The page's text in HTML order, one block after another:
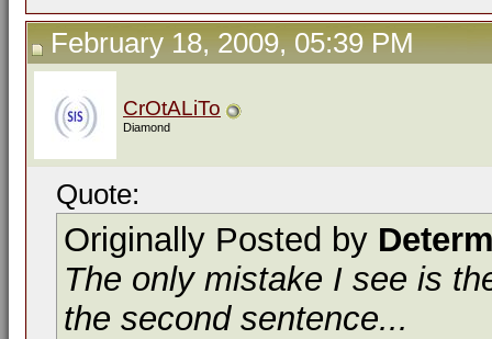
February 18, 2009, 05:39 PM
CrOtALiTo
Diamond
Quote:
Originally Posted by
The only mistake I see is
the second sentence...